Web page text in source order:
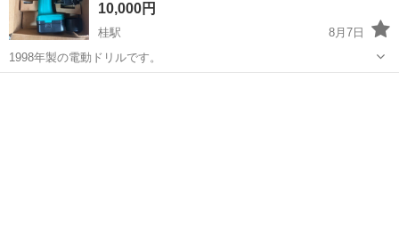
10,000円
桂駅
8月7日
1998年製の電動ドリルです。